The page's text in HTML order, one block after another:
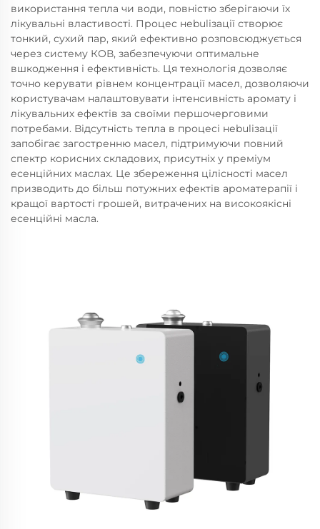
використання тепла чи води, повністю зберігаючи їх
лікувальні властивості. Процес неbulізації створює
тонкий, сухий пар, який ефективно розповсюджується
через систему КОВ, забезпечуючи оптимальне
вшкодження і ефективність. Ця технологія дозволяє
точно керувати рівнем концентрації масел, дозволяючи
користувачам налаштовувати інтенсивність аромату і
лікувальних ефектів за своїми першочерговими
потребами. Відсутність тепла в процесі неbulізації
запобігає загостренню масел, підтримуючи повний
спектр корисних складових, присутніх у преміум
есенційних маслах. Це збереження цілісності масел
призводить до більш потужних ефектів ароматерапії і
кращої вартості грошей, витрачених на високоякісні
есенційні масла.